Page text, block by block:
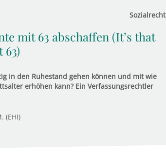
Sozialrecht
mit 63 abschaffen (It’s that
63)
in den Ruhestand gehen können und mit wie
erhöhen kann? Ein Verfassungsrechtler
(EHI)